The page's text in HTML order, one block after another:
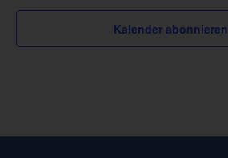
Kalender abonnieren